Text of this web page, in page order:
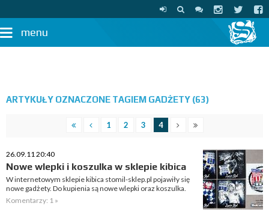
menu
ARTYKUŁY OZNACZONE TAGIEM GADŻETY (63)
1 2 3 4
26.09.11 20:40
Nowe wlepki i koszulka w sklepie kibica
W internetowym sklepie kibica stomil-sklep.pl pojawiły się
nowe gadżety. Do kupienia są nowe wlepki oraz koszulka.
Komentarzy: 1 »